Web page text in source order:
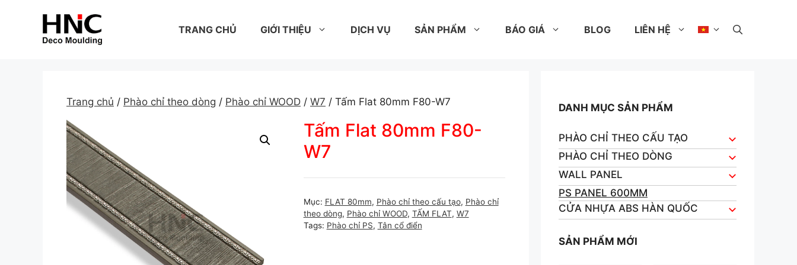
TRANG CHỦ GIỚI THIỆU DỊCH VỤ SẢN PHẨM BÁO GIÁ BLOG LIÊN HỆ
Trang chủ / Phào chỉ theo dòng / Phào chỉ WOOD / W7 / Tấm Flat 80mm F80-W7
Tấm Flat 80mm F80-
W7
Mục: FLAT 80mm, Phào chỉ theo cấu tạo, Phào chỉ
theo dòng, Phào chỉ WOOD, TẤM FLAT, W7
Tags: Phào chỉ PS, Tân cổ điển
DANH MỤC SẢN PHẨM
PHÀO CHỈ THEO CẤU TẠO
PHÀO CHỈ THEO DÒNG
WALL PANEL
PS PANEL 600MM
CỬA NHỰA ABS HÀN QUỐC
SẢN PHẨM MỚI